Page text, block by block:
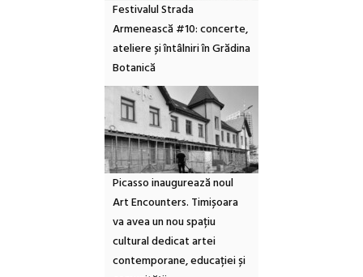
Festivalul Strada
Armenească #10: concerte,
ateliere și întâlniri în Grădina
Botanică
Picasso inaugurează noul
Art Encounters. Timișoara
va avea un nou spațiu
cultural dedicat artei
contemporane, educației și